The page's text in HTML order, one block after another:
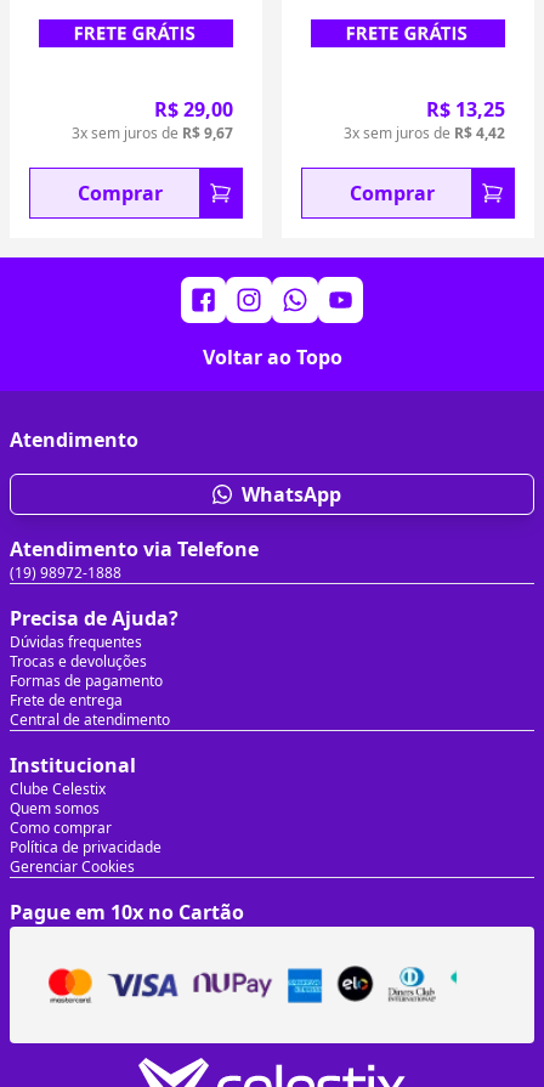
R$ 29,00
3x sem juros de R$ 9,67
Comprar
R$ 13,25
3x sem juros de R$ 4,42
Comprar
Voltar ao Topo
Atendimento
WhatsApp
Atendimento via Telefone
(19) 98972-1888
Precisa de Ajuda?
Dúvidas frequentes
Trocas e devoluções
Formas de pagamento
Frete de entrega
Central de atendimento
Institucional
Clube Celestix
Quem somos
Como comprar
Política de privacidade
Gerenciar Cookies
Pague em 10x no Cartão